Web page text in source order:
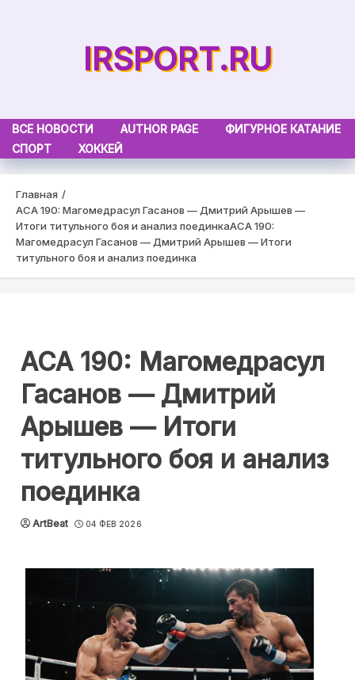
IRSPORT.RU
ВСЕ НОВОСТИ AUTHOR PAGE
ФИГУРНОЕ КАТАНИЕ
СПОРТ
ХОККЕЙ
Главная
ACA 190: Магомедрасул Гасанов — Дмитрий Арышев —
Итоги титульного боя и анализ поединкаACA 190:
Магомедрасул Гасанов — Дмитрий Арышев — Итоги
титульного боя и анализ поединка
ACA 190: Магомедрасул
Гасанов — Дмитрий
Арышев — Итоги
титульного боя и анализ
поединка
ArtBeat 04 ФЕВ 2026